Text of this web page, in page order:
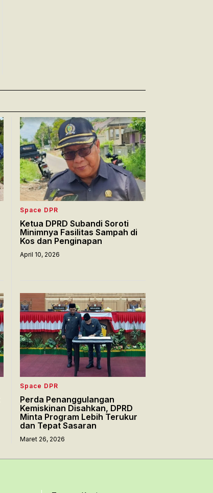
Space DPR
Ketua DPRD Subandi Soroti
Minimnya Fasilitas Sampah di
Kos dan Penginapan
April 10, 2026
Space DPR
Perda Penanggulangan
Kemiskinan Disahkan, DPRD
Minta Program Lebih Terukur
dan Tepat Sasaran
Maret 26, 2026